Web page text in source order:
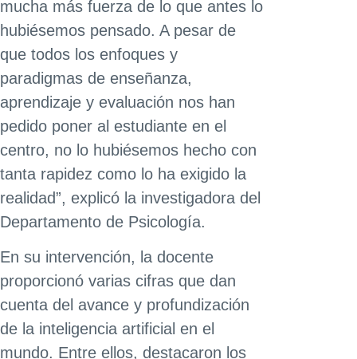
mucha más fuerza de lo que antes lo
hubiésemos pensado. A pesar de
que todos los enfoques y
paradigmas de enseñanza,
aprendizaje y evaluación nos han
pedido poner al estudiante en el
centro, no lo hubiésemos hecho con
tanta rapidez como lo ha exigido la
realidad”, explicó la investigadora del
Departamento de Psicología.
En su intervención, la docente
proporcionó varias cifras que dan
cuenta del avance y profundización
de la inteligencia artificial en el
mundo. Entre ellos, destacaron los